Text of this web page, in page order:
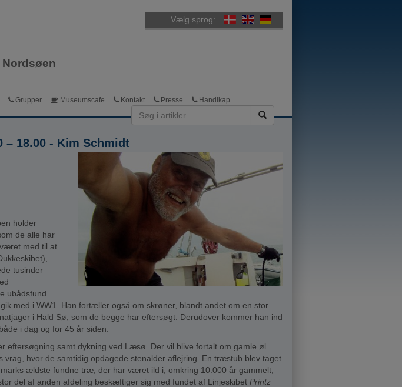
Vælg sprog:
Grupper Museumscafe Kontakt Presse Handikap
– 18.00 - Kim Schmidt
holder
de alle har
med til at
tusinder
ubådsfund
med i WW1. Han fortæller også om skrøner, blandt andet om en stor
i Hald Sø, som de begge har eftersøgt. Derudover kommer han ind
i dag og for 45 år siden.
eftersøgning samt dykning ved Læsø. Der vil blive fortalt om gamle øl
vrag, hvor de samtidig opdagede stenalder aflejring. En træstub blev taget
ældste fundne træ, der har været ild i, omkring 10.000 år gammelt,
del af anden afdeling beskæftiger sig med fundet af Linjeskibet Printz